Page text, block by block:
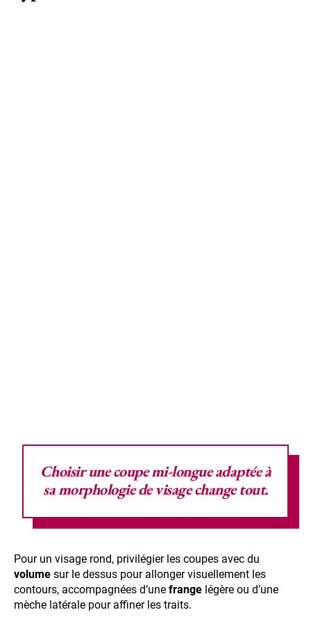
Choisir unecoupe mi-longueadaptée à
samorphologie de visagechange tout.
Pour un visage rond, privilégier les coupes avec du
volume sur le dessus pour allonger visuellement les
contours, accompagnées d’une frange légère ou d’une
mèche latérale pour affiner les traits.